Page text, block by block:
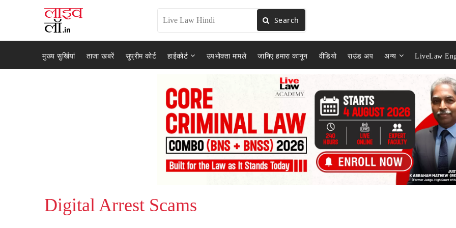
Search
मुख्य सुर्खियां ताजा खबरें सुप्रीम कोर्ट हाईकोर्ट उपभोक्ता मामले जानिए हमारा कानून वीडियो राउंड अप अन्य LiveLaw
Digital Arrest Scams